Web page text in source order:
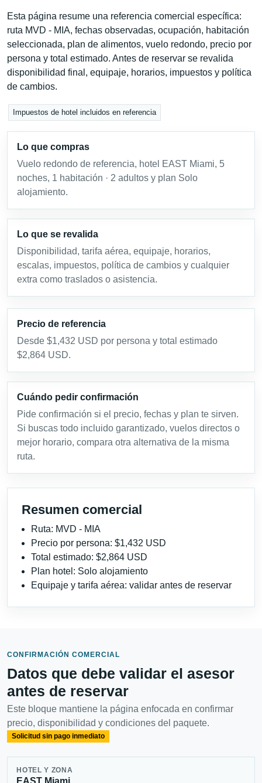
Esta página resume una referencia comercial específica:
ruta MVD - MIA, fechas observadas, ocupación, habitación
seleccionada, plan de alimentos, vuelo redondo, precio por
persona y total estimado. Antes de reservar se revalida
disponibilidad final, equipaje, horarios, impuestos y política
de cambios.
Impuestos de hotel incluidos en referencia
Lo que compras
Vuelo redondo de referencia, hotel EAST Miami, 5
noches, 1 habitación · 2 adultos y plan Solo
alojamiento.
Lo que se revalida
Disponibilidad, tarifa aérea, equipaje, horarios,
escalas, impuestos, política de cambios y cualquier
extra como traslados o asistencia.
Precio de referencia
Desde $1,432 USD por persona y total estimado
$2,864 USD.
Cuándo pedir confirmación
Pide confirmación si el precio, fechas y plan te sirven.
Si buscas todo incluido garantizado, vuelos directos o
mejor horario, compara otra alternativa de la misma
ruta.
Resumen comercial
Ruta: MVD - MIA
Precio por persona: $1,432 USD
Total estimado: $2,864 USD
Plan hotel: Solo alojamiento
Equipaje y tarifa aérea: validar antes de reservar
CONFIRMACIÓN COMERCIAL
Datos que debe validar el asesor
antes de reservar
Este bloque mantiene la página enfocada en confirmar
precio, disponibilidad y condiciones del paquete.
Solicitud sin pago inmediato
HOTEL Y ZONA
EAST Miami